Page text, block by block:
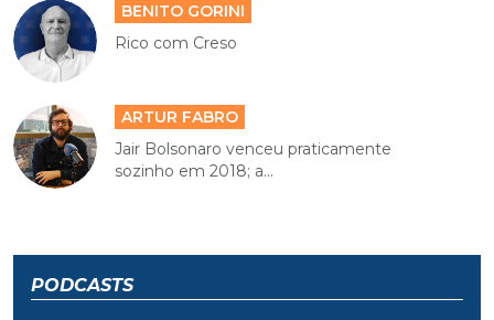
BENITO GORINI
Rico com Creso
ARTUR FABRO
Jair Bolsonaro venceu praticamente
sozinho em 2018; a...
PODCASTS